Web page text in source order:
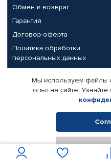
Обмен и возврат
Гарантия
Договор-оферта
Политика обработки
персональных данных
Партнерам
Корпоративным клиентам
Поставщикам
© КАМАЗ ЦЕНТР ДОНЕЦК, 2015-
Интернет-магазин
Мы используем файлы
опыт на сайте.